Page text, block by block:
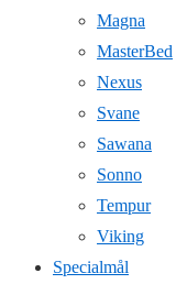
Magna
MasterBed
Nexus
Svane
Sawana
Sonno
Tempur
Viking
Specialmål